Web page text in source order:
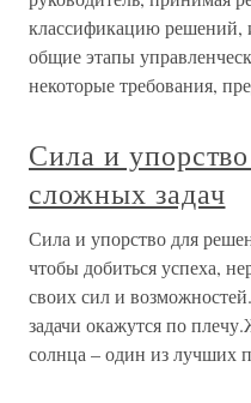
классификацию решений,
общие этапы
некоторые требования,
Сила и
сложных задач
Сила и упорство для
чтобы добиться успеха,
своих сил и
задачи окажутся по
солнца – один из лучших